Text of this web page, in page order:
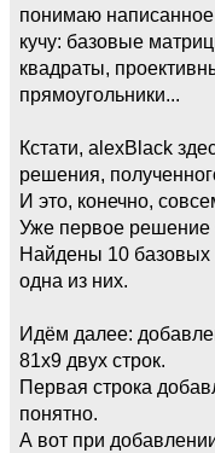
понимаю
кучу: базовые
квадраты,
прямоугольники...
Кстати, alexBlack
решения,
И это, конечно,
Уже первое решение
Найдены 10 базовых
одна из них.
Идём далее:
81х9 двух строк.
Первая строка
понятно.
А вот при